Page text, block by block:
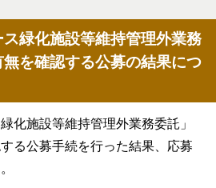
ス緑化施設等維持管理外業務
を確認する公募の結果につ
化施設等維持管理外業務委託」
る公募手続を行った結果、応募